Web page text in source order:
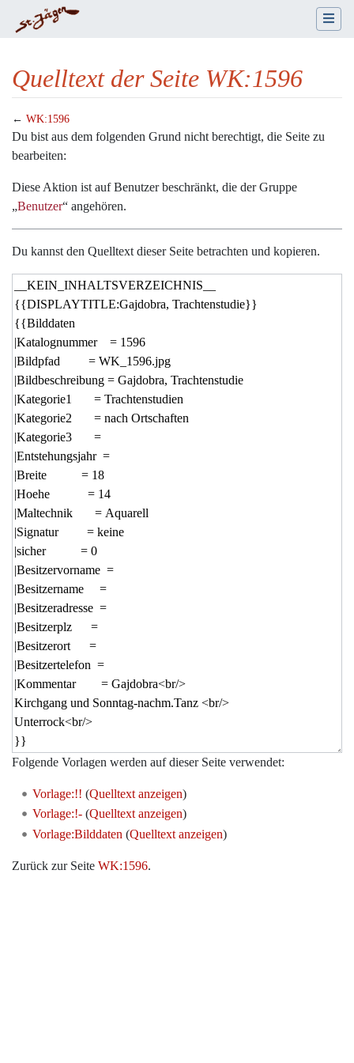
Quelltext der Seite WK:1596
← WK:1596
Wechseln zu:Navigation,Suche
Du bist aus dem folgenden Grund nicht berechtigt, die Seite zu
bearbeiten:
Diese Aktion ist auf Benutzer beschränkt, die der Gruppe
„Benutzer“ angehören.
Du kannst den Quelltext dieser Seite betrachten und kopieren.
Folgende Vorlagen werden auf dieser Seite verwendet:
Vorlage:!! (Quelltext anzeigen)
Vorlage:!-(Quelltext anzeigen)
Vorlage:Bilddaten (Quelltext anzeigen)
Zurück zur Seite WK:1596.